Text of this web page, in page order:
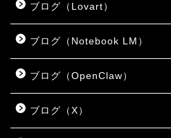
ブログ（Lovart）
ブログ（Notebook LM）
ブログ（OpenClaw）
ブログ（X）